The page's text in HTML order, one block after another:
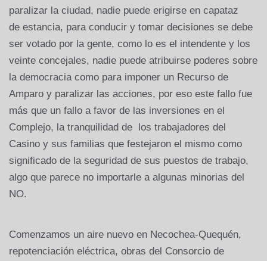
paralizar la ciudad, nadie puede erigirse en capataz
de estancia, para conducir y tomar decisiones se debe
ser votado por la gente, como lo es el intendente y los
veinte concejales, nadie puede atribuirse poderes sobre
la democracia como para imponer un Recurso de
Amparo y paralizar las acciones, por eso este fallo fue
más que un fallo a favor de las inversiones en el
Complejo, la tranquilidad de los trabajadores del
Casino y sus familias que festejaron el mismo como
significado de la seguridad de sus puestos de trabajo,
algo que parece no importarle a algunas minorias del
NO.
Comenzamos un aire nuevo en Necochea-Quequén,
repotenciación eléctrica, obras del Consorcio de